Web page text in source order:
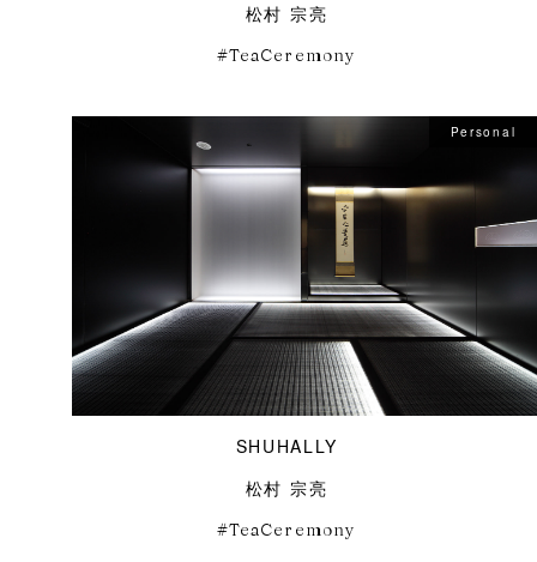
松村 宗亮
TeaCeremony
Personal
SHUHALLY
松村 宗亮
TeaCeremony